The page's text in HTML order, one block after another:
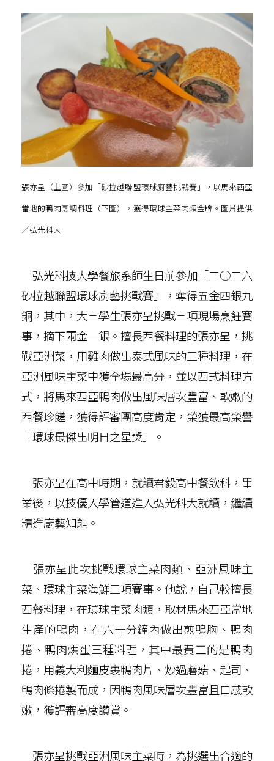
張亦呈（上圖）參加「砂拉越聯盟環球廚藝挑戰賽」，以馬來西亞
當地的鴨肉烹調料理（下圖），獲得環球主菜肉類金牌。圖片提供
／弘光科大
弘光科技大學餐旅系師生日前參加「二○二六
砂拉越聯盟環球廚藝挑戰賽」，奪得五金四銀九
銅，其中，大三學生張亦呈挑戰三項現場烹飪賽
事，摘下兩金一銀。擅長西餐料理的張亦呈，挑
戰亞洲菜，用雞肉做出泰式風味的三種料理，在
亞洲風味主菜中獲全場最高分，並以西式料理方
式，將馬來西亞鴨肉做出風味層次豐富、軟嫩的
西餐珍饈，獲得評審團高度肯定，榮獲最高榮譽
「環球最傑出明日之星獎」。
張亦呈在高中時期，就讀君毅高中餐飲科，畢
業後，以技優入學管道進入弘光科大就讀，繼續
精進廚藝知能。
張亦呈此次挑戰環球主菜肉類、亞洲風味主
菜、環球主菜海鮮三項賽事。他說，自己較擅長
西餐料理，在環球主菜肉類，取材馬來西亞當地
生產的鴨肉，在六十分鐘內做出煎鴨胸、鴨肉
捲、鴨肉烘蛋三種料理，其中最費工的是鴨肉
捲，用義大利麵皮裹鴨肉片、炒過蘑菇、起司、
鴨肉條捲製而成，因鴨肉風味層次豐富且口感軟
嫩，獲評審高度讚賞。
張亦呈挑戰亞洲風味主菜時，為挑選出合適的